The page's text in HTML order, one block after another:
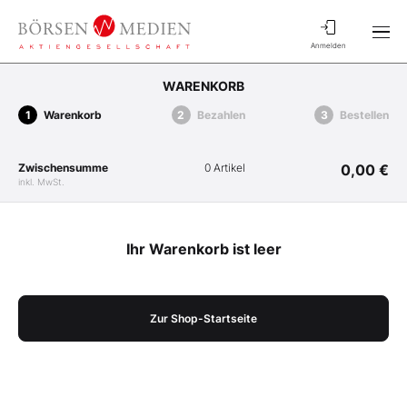
Anmelden
WARENKORB
Warenkorb Bezahlen Bestellen
Zwischensumme
inkl. MwSt.
0 Artikel 0,00 €
Ihr Warenkorb ist leer
Zur Shop-Startseite